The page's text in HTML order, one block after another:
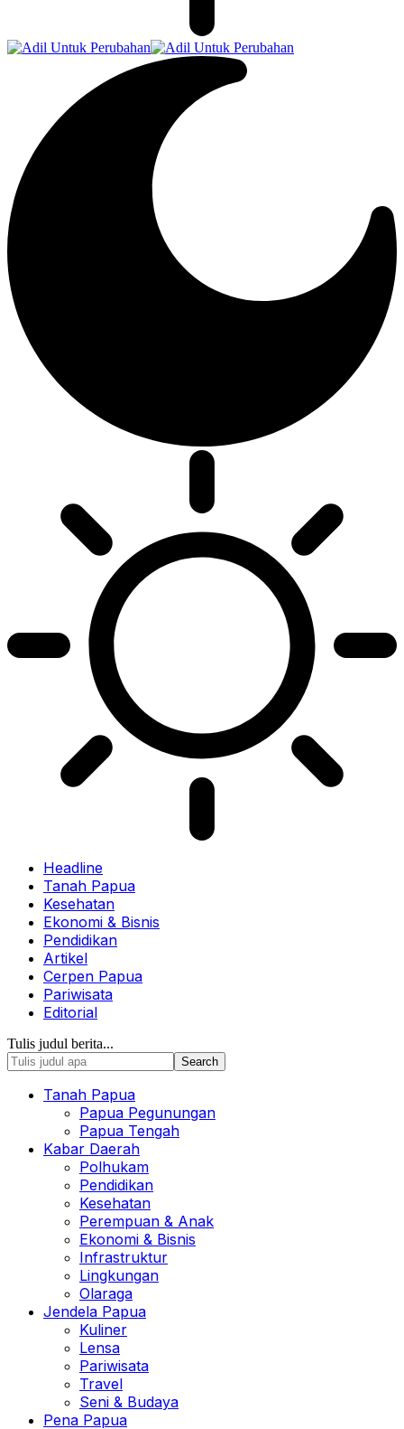
Headline
Tanah Papua
Kesehatan
Ekonomi & Bisnis
Pendidikan
Artikel
Cerpen Papua
Pariwisata
Editorial
Tulis judul berita...
Tanah Papua
Papua Pegunungan
Papua Tengah
Kabar Daerah
Polhukam
Pendidikan
Kesehatan
Perempuan & Anak
Ekonomi & Bisnis
Infrastruktur
Lingkungan
Olaraga
Jendela Papua
Kuliner
Lensa
Pariwisata
Travel
Seni & Budaya
Pena Papua